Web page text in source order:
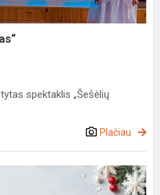
spektaklis „Šešėlių
Plačiau